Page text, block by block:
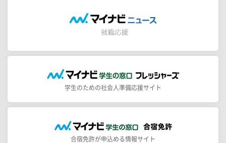
学生のための社会人準備応援サイト
合宿免許が申込める情報サイト